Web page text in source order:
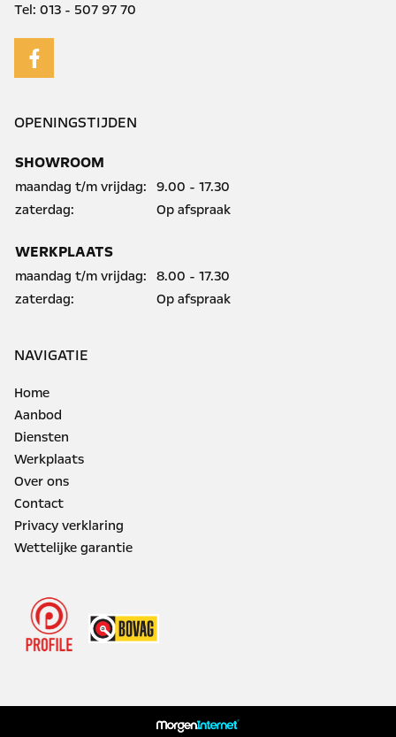
Tel:013 - 507 97 70
OPENINGSTIJDEN
SHOWROOM
maandag t/m vrijdag:
9.00 - 17.30
zaterdag:
Op afspraak
WERKPLAATS
maandag t/m vrijdag:
8.00 - 17.30
zaterdag:
Op afspraak
NAVIGATIE
Home
Aanbod
Diensten
Werkplaats
Over ons
Contact
Privacy verklaring
Wettelijke garantie